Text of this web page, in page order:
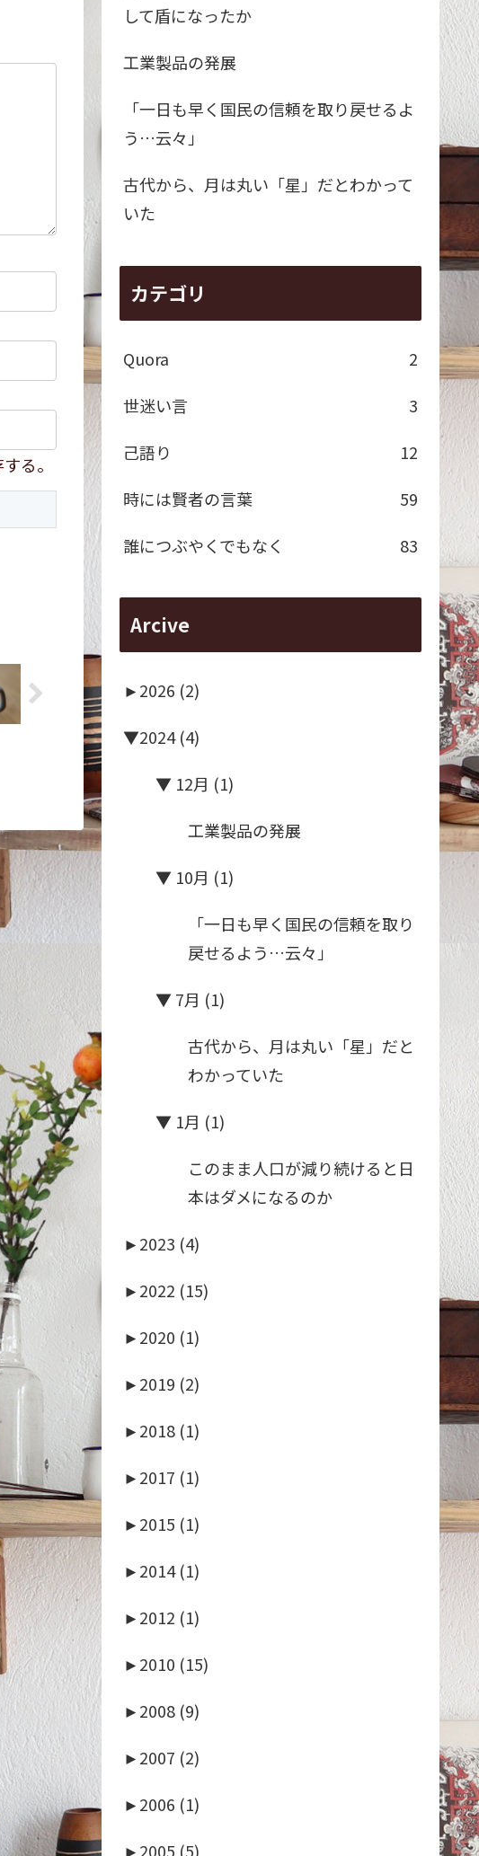
る。
して盾になったか
工業製品の発展
「一日も早く国民の信頼を取り戻せるよ
う…云々」
古代から、月は丸い「星」だとわかって
いた
カテゴリ
Quora
2
世迷い言
3
己語り
12
時には賢者の言葉
59
誰につぶやくでもなく
83
Arcive
►2026 (2)
▼2024 (4)
▼ 12月 (1)
工業製品の発展
▼ 10月 (1)
「一日も早く国民の信頼を取り
戻せるよう…云々」
▼7月 (1)
古代から、月は丸い「星」だと
わかっていた
▼ 1月 (1)
このまま人口が減り続けると日
本はダメになるのか
►2023 (4)
►2022 (15)
►2020 (1)
►2019 (2)
►2018 (1)
►2017 (1)
►2015 (1)
►2014 (1)
►2012 (1)
►2010 (15)
►2008 (9)
►2007 (2)
►2006 (1)
►2005 (5)